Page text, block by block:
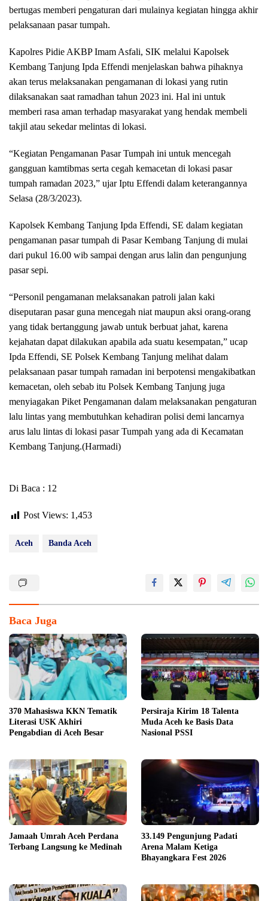
bertugas memberi pengaturan dari mulainya kegiatan hingga akhir
pelaksanaan pasar tumpah.
Kapolres Pidie AKBP Imam Asfali, SIK melalui Kapolsek
Kembang Tanjung Ipda Effendi menjelaskan bahwa pihaknya
akan terus melaksanakan pengamanan di lokasi yang rutin
dilaksanakan saat ramadhan tahun 2023 ini. Hal ini untuk
memberi rasa aman terhadap masyarakat yang hendak membeli
takjil atau sekedar melintas di lokasi.
“Kegiatan Pengamanan Pasar Tumpah ini untuk mencegah
gangguan kamtibmas serta cegah kemacetan di lokasi pasar
tumpah ramadan 2023,” ujar Iptu Effendi dalam keterangannya
Selasa (28/3/2023).
Kapolsek Kembang Tanjung Ipda Effendi, SE dalam kegiatan
pengamanan pasar tumpah di Pasar Kembang Tanjung di mulai
dari pukul 16.00 wib sampai dengan arus lalin dan pengunjung
pasar sepi.
“Personil pengamanan melaksanakan patroli jalan kaki
diseputaran pasar guna mencegah niat maupun aksi orang-orang
yang tidak bertanggung jawab untuk berbuat jahat, karena
kejahatan dapat dilakukan apabila ada suatu kesempatan,” ucap
Ipda Effendi, SE Polsek Kembang Tanjung melihat dalam
pelaksanaan pasar tumpah ramadan ini berpotensi mengakibatkan
kemacetan, oleh sebab itu Polsek Kembang Tanjung juga
menyiagakan Piket Pengamanan dalam melaksanakan pengaturan
lalu lintas yang membutuhkan kehadiran polisi demi lancarnya
arus lalu lintas di lokasi pasar Tumpah yang ada di Kecamatan
Kembang Tanjung.(Harmadi)
Di Baca : 12
Post Views: 1,453
Aceh Banda Aceh
Baca Juga
370 Mahasiswa KKN Tematik
Literasi USK Akhiri
Pengabdian di Aceh Besar
Persiraja Kirim 18 Talenta
Muda Aceh ke Basis Data
Nasional PSSI
Jamaah Umrah Aceh Perdana
Terbang Langsung ke Medinah
33.149 Pengunjung Padati
Arena Malam Ketiga
Bhayangkara Fest 2026